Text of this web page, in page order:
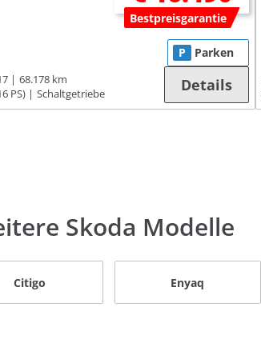
Bestpreisgarantie
68.178 km
PS)
Schaltgetriebe
P Parken
Details
Skoda Modelle
Citigo Enyaq